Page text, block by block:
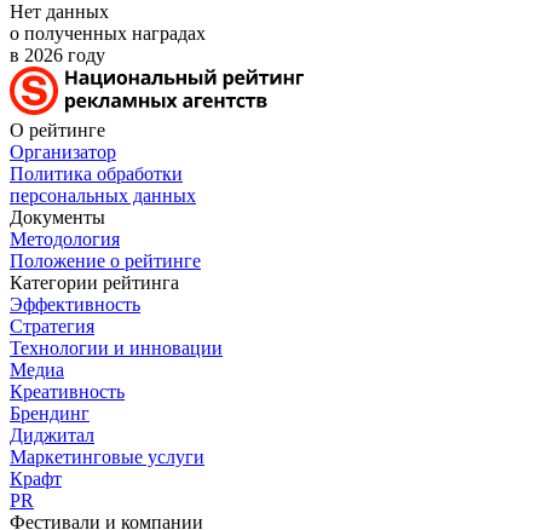
Нет данных
о полученных наградах
в 2026 году
О рейтинге
Организатор
Политика обработки
персональных данных
Документы
Методология
Положение о рейтинге
Категории рейтинга
Эффективность
Стратегия
Технологии и инновации
Медиа
Креативность
Брендинг
Диджитал
Маркетинговые услуги
Крафт
PR
Фестивали и компании